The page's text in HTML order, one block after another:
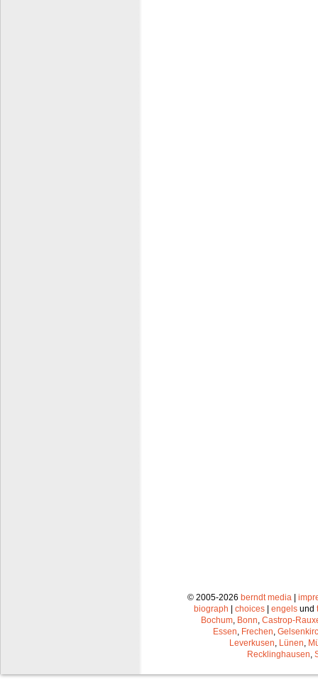
© 2005-2026 berndt media |
biograph | choices | engels und
Bochum Bonn Castrop-
Essen Frechen
Leverkusen Lünen
Recklinghausen